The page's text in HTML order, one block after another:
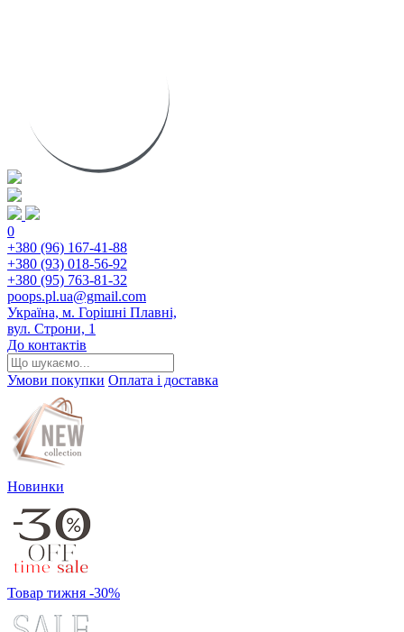
0
+380 (96) 167-41-88
+380 (93) 018-56-92
+380 (95) 763-81-32
poops.pl.ua@gmail.com
Україна, м. Горішні Плавні,
вул. Строни, 1
До контактів
Умови покупки Оплата і доставка
Новинки
Товар тижня -30%